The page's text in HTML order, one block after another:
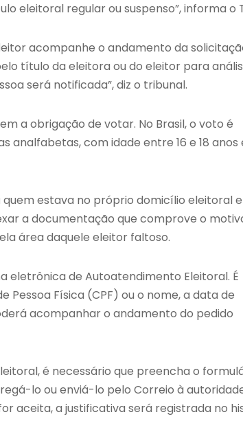
eleitoral regular ou suspenso”, informa o
acompanhe o andamento da
título da eleitora ou do eleitor para
será notificada”, diz o tribunal.
a obrigação de votar. No Brasil, o voto é
analfabetas, com idade entre 16 e 18 anos
estava no próprio domicílio eleitoral
a documentação que comprove o
área daquele eleitor faltoso.
eletrônica de Autoatendimento Eleitoral. É
Física (CPF) ou o nome, a data de
acompanhar o andamento do pedido
é necessário que preencha o
lo ou enviá-lo pelo Correio à
aceita, a justificativa será registrada no